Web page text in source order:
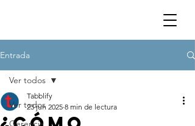
Entrada
Ver todos
Gerencia
Ver todos
Tabblify
23 jun 2025 8 min de lectura